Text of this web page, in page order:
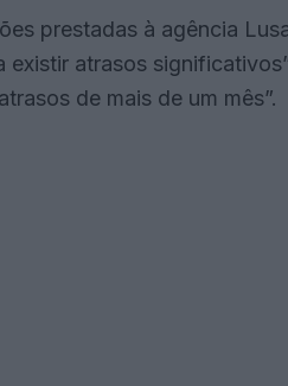
prestadas à agência
existir atrasos
de mais de um mês”.